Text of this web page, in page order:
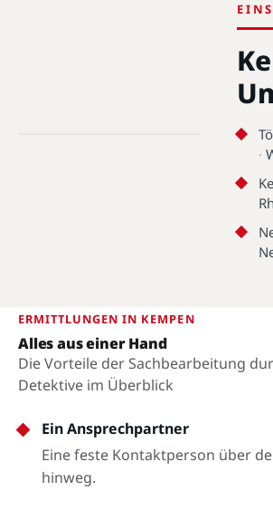
·
ERMITTLUNGEN IN KEMPEN
Alles aus einer Hand
Die Vorteile der Sachbearbeitung
Detektive im Überblick
Ein Ansprechpartner
Eine feste Kontaktperson über
hinweg.